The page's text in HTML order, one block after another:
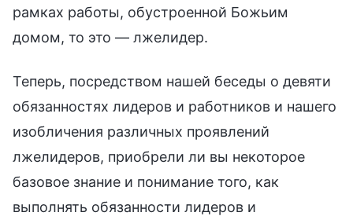
рамках работы, обустроенной Божьим
домом, то это — лжелидер.
Теперь, посредством нашей беседы о девяти
обязанностях лидеров и работников и нашего
изобличения различных проявлений
лжелидеров, приобрели ли вы некоторое
базовое знание и понимание того, как
выполнять обязанности лидеров и